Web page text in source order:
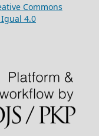
Commons
4.0